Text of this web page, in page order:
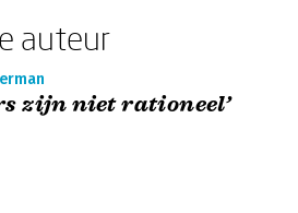
auteur
zijn niet rationeel’